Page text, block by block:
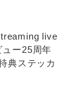
live
ー25周年
典ステッカ